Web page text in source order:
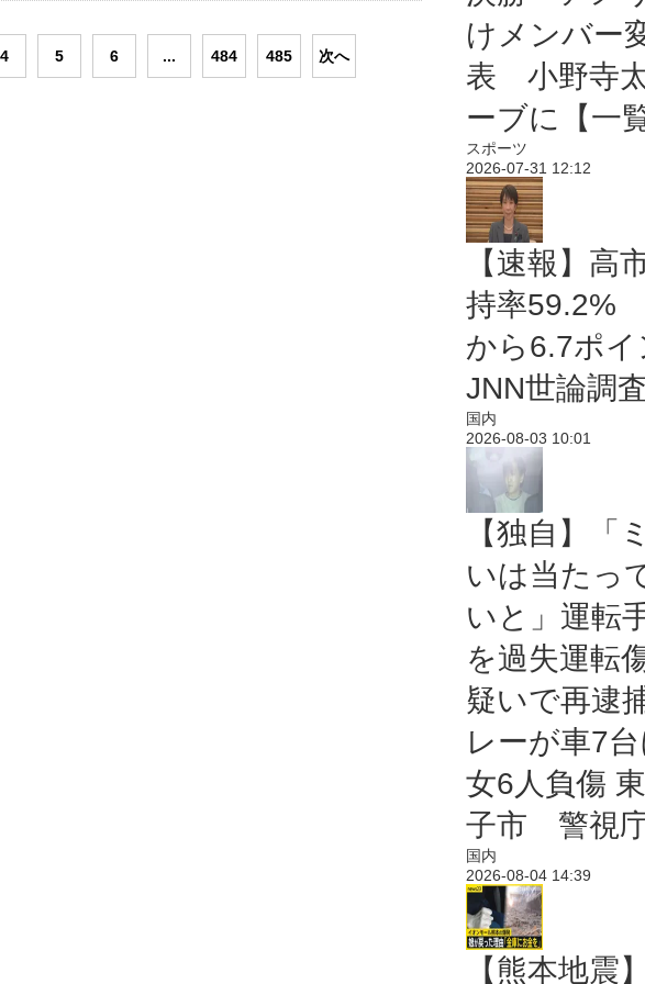
4 5 6 ... 484 485 次へ
けメンバー
表 小野寺
ーブに【一覧
スポーツ
2026-07-31 12:12
【速報】高
持率59.2%
から6.7ポ
JNN世論調
国内
2026-08-03 10:01
【独自】「
いは当たっ
いと」運転
を過失運転
疑いで再逮
レーが車7
女6人負傷
子市 警視
国内
2026-08-04 14:39
【熊本地震